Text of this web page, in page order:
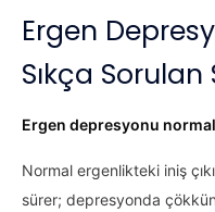
Ergen
Sıkça
Ergen depresyonu
Normal ergenlikteki iniş
sürer; depresyonda